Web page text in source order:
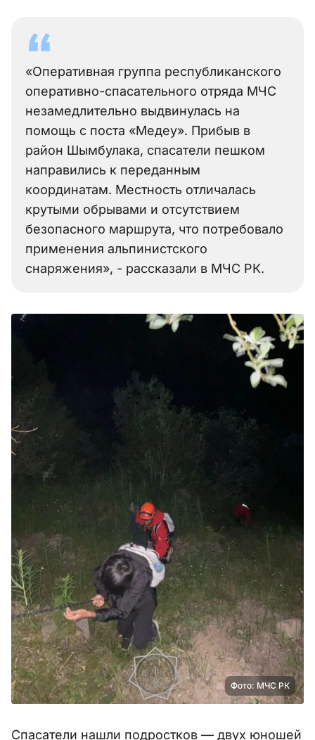
«Оперативная группа республиканского
оперативно-спасательного отряда МЧС
незамедлительно выдвинулась на
помощь с поста «Медеу». Прибыв в
район Шымбулака, спасатели пешком
направились к переданным
координатам. Местность отличалась
крутыми обрывами и отсутствием
безопасного маршрута, что потребовало
применения альпинистского
снаряжения», - рассказали в МЧС РК.
Фото: МЧС РК
Спасатели нашли подростков — двух юношей